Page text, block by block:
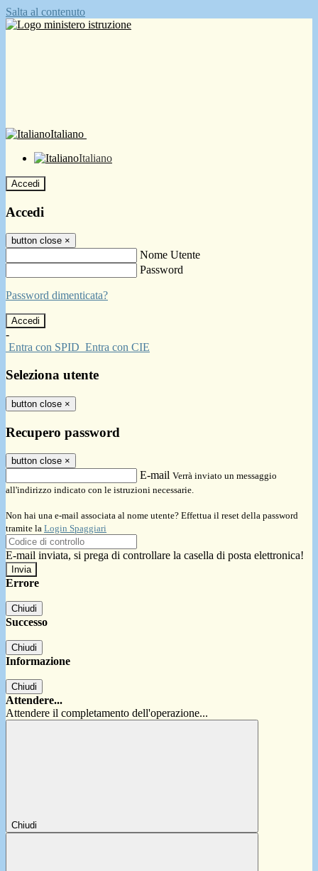
Salta al contenuto
Italiano
Italiano
Accedi
Accedi
button close ×
Nome Utente
Password
Password dimenticata?
-
Entra con SPID Entra con CIE
Seleziona utente
button close ×
Recupero password
button close ×
E-mail Verrà inviato un messaggio
all'indirizzo indicato con le istruzioni necessarie.
Non hai una e-mail associata al nome utente? Effettua il reset della password
tramite la Login Spaggiari
E-mail inviata, si prega di controllare la casella di posta elettronica!
Errore
Chiudi
Successo
Chiudi
Informazione
Chiudi
Attendere...
Attendere il completamento dell'operazione...
Chiudi